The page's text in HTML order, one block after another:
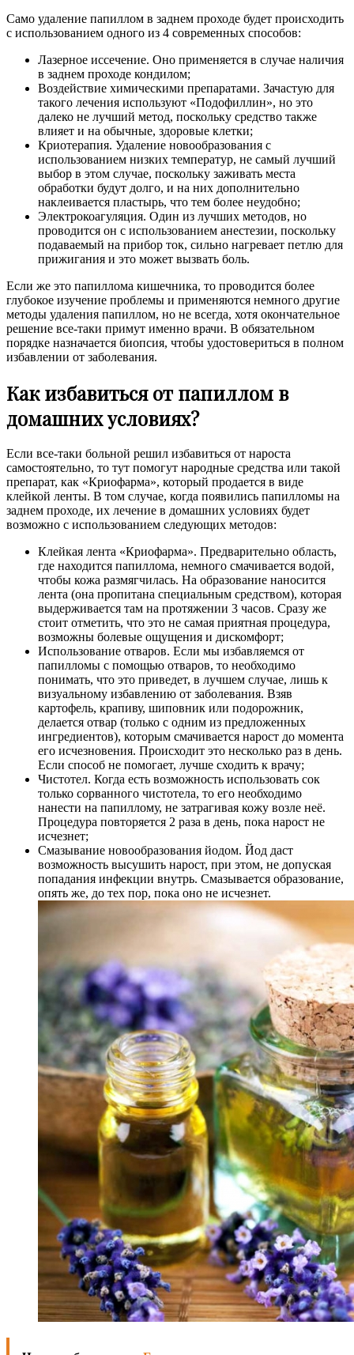
Само удаление папиллом в заднем проходе будет происходить
с использованием одного из 4 современных способов:
Лазерное иссечение. Оно применяется в случае наличия
в заднем проходе кондилом;
Воздействие химическими препаратами. Зачастую для
такого лечения используют «Подофиллин», но это
далеко не лучший метод, поскольку средство также
влияет и на обычные, здоровые клетки;
Криотерапия. Удаление новообразования с
использованием низких температур, не самый лучший
выбор в этом случае, поскольку заживать места
обработки будут долго, и на них дополнительно
наклеивается пластырь, что тем более неудобно;
Электрокоагуляция. Один из лучших методов, но
проводится он с использованием анестезии, поскольку
подаваемый на прибор ток, сильно нагревает петлю для
прижигания и это может вызвать боль.
Если же это папиллома кишечника, то проводится более
глубокое изучение проблемы и применяются немного другие
методы удаления папиллом, но не всегда, хотя окончательное
решение все-таки примут именно врачи. В обязательном
порядке назначается биопсия, чтобы удостовериться в полном
избавлении от заболевания.
Как избавиться от папиллом в
домашних условиях?
Если все-таки больной решил избавиться от нароста
самостоятельно, то тут помогут народные средства или такой
препарат, как «Криофарма», который продается в виде
клейкой ленты. В том случае, когда появились папилломы на
заднем проходе, их лечение в домашних условиях будет
возможно с использованием следующих методов:
Клейкая лента «Криофарма». Предварительно область,
где находится папиллома, немного смачивается водой,
чтобы кожа размягчилась. На образование наносится
лента (она пропитана специальным средством), которая
выдерживается там на протяжении 3 часов. Сразу же
стоит отметить, что это не самая приятная процедура,
возможны болевые ощущения и дискомфорт;
Использование отваров. Если мы избавляемся от
папилломы с помощью отваров, то необходимо
понимать, что это приведет, в лучшем случае, лишь к
визуальному избавлению от заболевания. Взяв
картофель, крапиву, шиповник или подорожник,
делается отвар (только с одним из предложенных
ингредиентов), которым смачивается нарост до момента
его исчезновения. Происходит это несколько раз в день.
Если способ не помогает, лучше сходить к врачу;
Чистотел. Когда есть возможность использовать сок
только сорванного чистотела, то его необходимо
нанести на папиллому, не затрагивая кожу возле неё.
Процедура повторяется 2 раза в день, пока нарост не
исчезнет;
Смазывание новообразования йодом. Йод даст
возможность высушить нарост, при этом, не допуская
попадания инфекции внутрь. Смазывается образование,
опять же, до тех пор, пока оно не исчезнет.